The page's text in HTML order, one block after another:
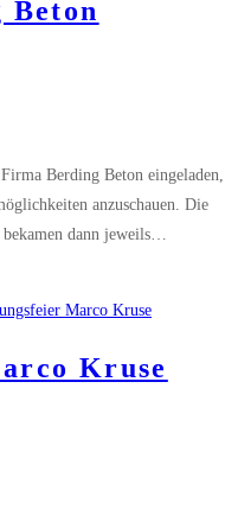
Beton
Berding Beton eingeladen,
anzuschauen. Die
dann jeweils…
Kruse